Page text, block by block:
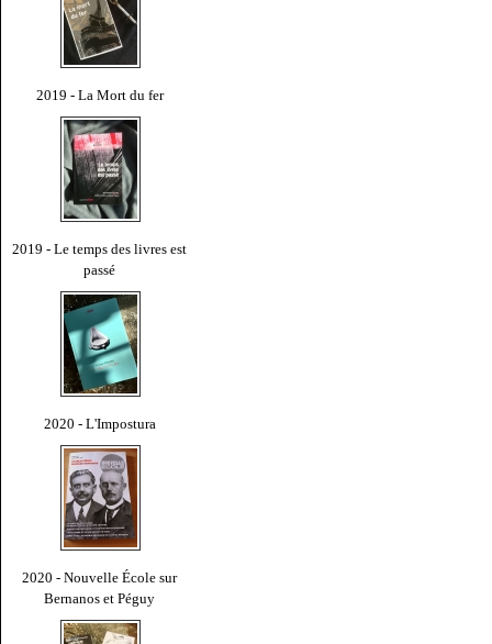
2019 - La Mort du fer
2019 - Le temps des livres est
passé
2020 - L'Impostura
2020 - Nouvelle École sur
Bernanos et Péguy